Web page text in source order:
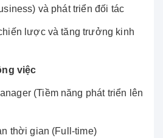
và phát triển đối tác
lược và tăng trưởng kinh
việc
(Tiềm năng phát triển lên
thời gian (Full‑time)